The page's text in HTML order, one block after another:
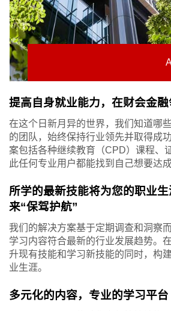
提高自身就业能力，在财会金
在这个日新月异的世界，我们知道哪
的团队，始终保持行业领先并取得成
案包括各种继续教育（CPD）课程、
此任何专业用户都能找到自己想要达
所学的最新技能将为您的职业
来“保驾护航”
我们的解决方案基于定期调查和洞察
学习内容符合最新的行业发展趋势。
升现有技能和学习新技能的同时，构
业生涯。
多元化的内容，专业的学习平台